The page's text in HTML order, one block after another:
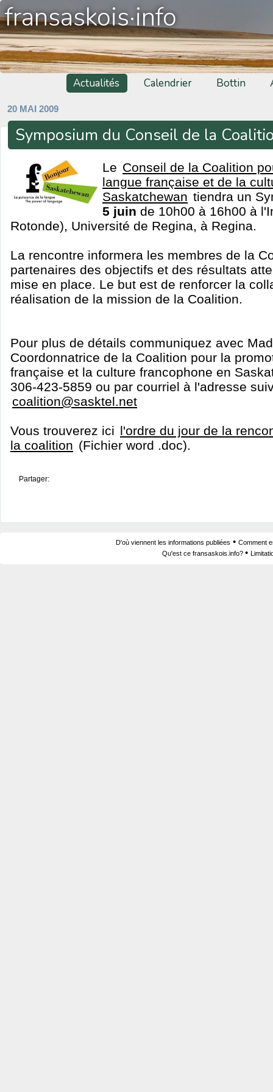
fransaskois·info
Actualités Calendrier Bottin
20 MAI 2009
Symposium du Conseil de la
Le Conseil de la Coalition
langue française et de la
Saskatchewan tiendra un
5 juin de 10h00 à 16h00 à
Rotonde), Université de Regina, à Regina.
La rencontre informera les membres de la
partenaires des objectifs et des résultats
mise en place. Le but est de renforcer la
réalisation de la mission de la Coalition.
Pour plus de détails communiquez avec
Coordonnatrice de la Coalition pour la
française et la culture francophone en
306-423-5859 ou par courriel à l'adresse
coalition@sasktel.net
Vous trouverez ici l'ordre du jour de la
la coalition (Fichier word .doc).
Partager:
D'où viennent les informations publiées • Comment
Qu'est ce fransaskois.info? •